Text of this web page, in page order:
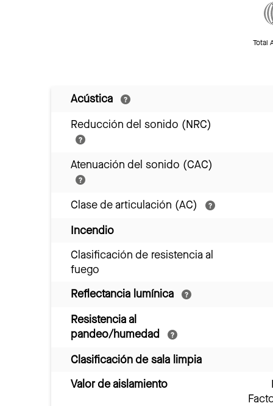
Total
Acústica
Reducción del sonido (NRC)
Atenuación del sonido (CAC)
Clase de articulación (AC)
Incendio
Clasificación de resistencia al
fuego
Reflectancia lumínica
Resistencia al
pandeo/humedad
Clasificación de sala limpia
Valor de aislamiento